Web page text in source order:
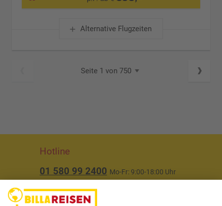
Alternative Flugzeiten
Seite 1 von 750
Hotline
01 580 99 2400 Mo-Fr: 9:00-18:00 Uhr